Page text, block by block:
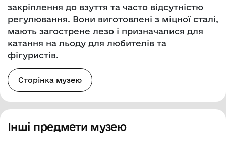
закріплення до взуття та часто відсутністю
регулювання. Вони виготовлені з міцної сталі,
мають загострене лезо і призначалися для
катання на льоду для любителів та
фігуристів.
Сторінка музею
Інші предмети музею